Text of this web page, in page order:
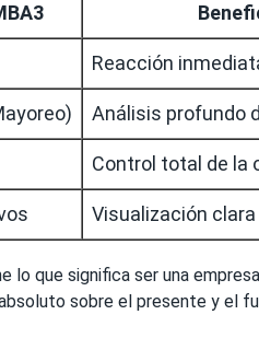
Reacción
Análisis profundo
Control total de la
Visualización
lo que significa ser una
sobre el presente y el